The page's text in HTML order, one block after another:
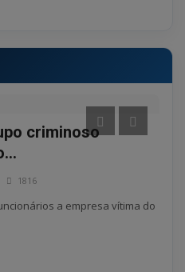
criminoso
1816
a empresa vítima do